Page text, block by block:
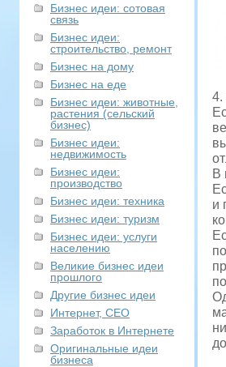
Бизнес идеи: сотовая
связь
Бизнес идеи:
строительство, ремонт
Бизнес на дому
Бизнес на еде
Бизнес идеи: животные,
растения (сельский
бизнес)
Бизнес идеи:
недвижимость
Бизнес идеи:
производство
Бизнес идеи: техника
Бизнес идеи: туризм
Бизнес идеи: услуги
населению
Великие бизнес идеи
прошлого
Другие бизнес идеи
Интернет, СЕО
Заработок в Интернете
Оригинальные идеи
бизнеса
4.
В
и